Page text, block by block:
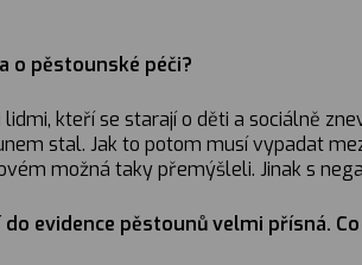
o pěstounské péči?
kteří se starají o děti a sociálně
stal. Jak to potom musí vypadat
možná taky přemýšleli. Jinak s
evidence pěstounů velmi přísná.